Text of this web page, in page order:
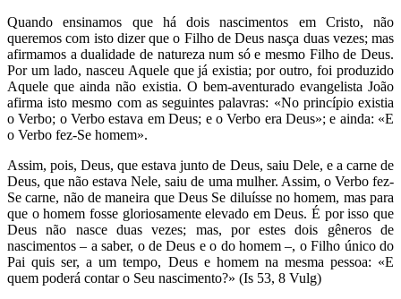
Quando ensinamos que há dois nascimentos em Cristo, não
queremos com isto dizer que o Filho de Deus nasça duas vezes; mas
afirmamos a dualidade de natureza num só e mesmo Filho de Deus.
Por um lado, nasceu Aquele que já existia; por outro, foi produzido
Aquele que ainda não existia. O bem-aventurado evangelista João
afirma isto mesmo com as seguintes palavras: «No princípio existia
o Verbo; o Verbo estava em Deus; e o Verbo era Deus»; e ainda: «E
o Verbo fez-Se homem».
Assim, pois, Deus, que estava junto de Deus, saiu Dele, e a carne de
Deus, que não estava Nele, saiu de uma mulher. Assim, o Verbo fez-
Se carne, não de maneira que Deus Se diluísse no homem, mas para
que o homem fosse gloriosamente elevado em Deus. É por isso que
Deus não nasce duas vezes; mas, por estes dois gêneros de
nascimentos – a saber, o de Deus e o do homem –, o Filho único do
Pai quis ser, a um tempo, Deus e homem na mesma pessoa: «E
quem poderá contar o Seu nascimento?» (Is 53, 8 Vulg)